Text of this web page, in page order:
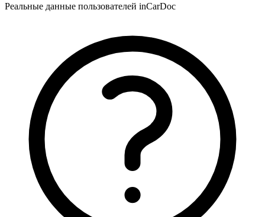
Реальные данные пользователей inCarDoc